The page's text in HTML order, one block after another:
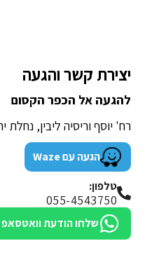
יצירת קשר והגעה
להגעה אל הכפר הקסום
רח' יוסף וריסיה ליבין,
הגעה עם Waze
טלפון:
055-4543750
שלחו הודעת וואטסאפ